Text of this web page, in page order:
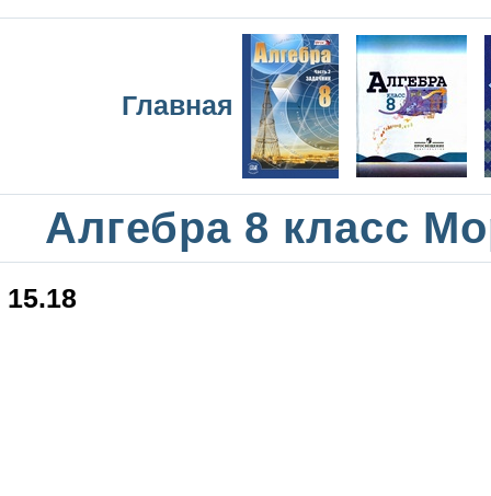
Главная
Алгебра 8 класс
15.18